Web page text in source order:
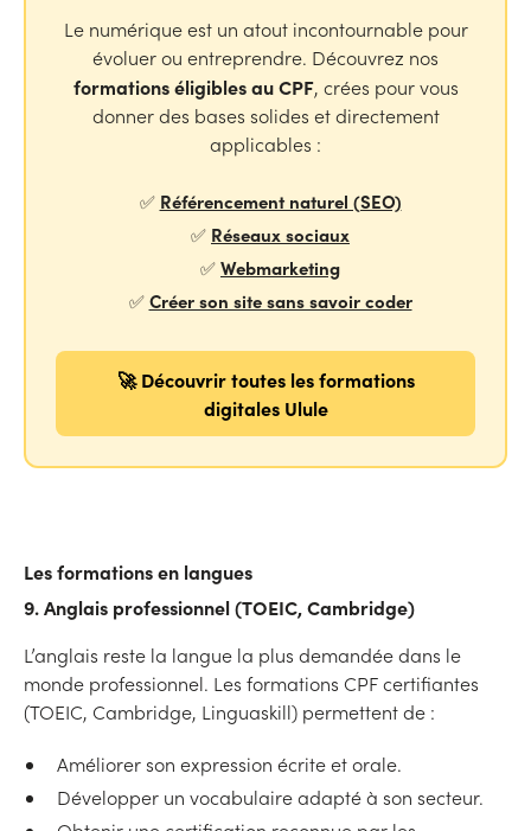
Le numérique est un atout incontournable pour
évoluer ou entreprendre. Découvrez nos
formations éligibles au CPF, crées pour vous
donner des bases solides et directement
applicables :
✅ Référencement naturel (SEO)
✅ Réseaux sociaux
✅ Webmarketing
✅ Créer son site sans savoir coder
🚀 Découvrir toutes les formations
digitales Ulule
Les formations en langues
9. Anglais professionnel (TOEIC, Cambridge)
L’anglais reste la langue la plus demandée dans le
monde professionnel. Les formations CPF certifiantes
(TOEIC, Cambridge, Linguaskill) permettent de :
Améliorer son expression écrite et orale.
Développer un vocabulaire adapté à son secteur.